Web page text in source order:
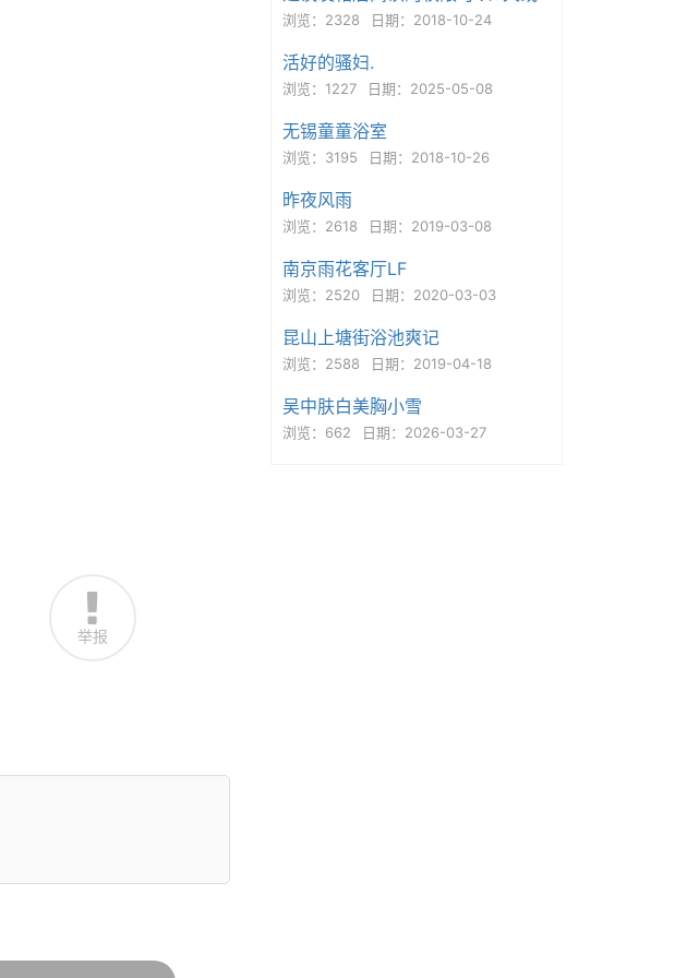
举报
浏览：2328 日期：2018-10-24
活好的骚妇.
浏览：1227 日期：2025-05-08
无锡童童浴室
浏览：3195 日期：2018-10-26
昨夜风雨
浏览：2618 日期：2019-03-08
南京雨花客厅LF
浏览：2520 日期：2020-03-03
昆山上塘街浴池爽记
浏览：2588 日期：2019-04-18
吴中肤白美胸小雪
浏览：662 日期：2026-03-27